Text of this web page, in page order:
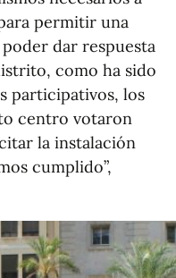
permitir una
dar respuesta
como ha sido
participativos, los
centro votaron
la instalación
cumplido”,